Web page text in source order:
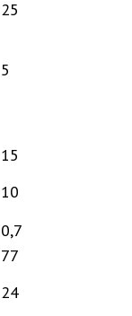
25
5
15
10
0,7
77
24